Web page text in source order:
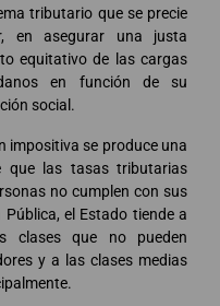
tributario que se precie
en asegurar una justa
equitativo de las cargas
en función de su
social.
impositiva se produce una
que las tasas tributarias
no cumplen con sus
el Estado tiende a
clases que no pueden
y a las clases medias